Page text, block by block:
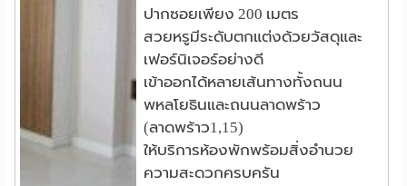
1.5 กม.
1.6 กม.
ปากซอยเพียง 200 เมตร
สวยหรูมีระดับตกแต่งด้วยวัสดุและ
เฟอร์นิเจอร์อย่างดี
เข้าออกได้หลายเส้นทางทั้งถนน
พหลโยธินและถนนลาดพร้าว
(ลาดพร้าว1,15)
ให้บริการห้องพักพร้อมสิ่งอำนวย
ความสะดวกครบครัน